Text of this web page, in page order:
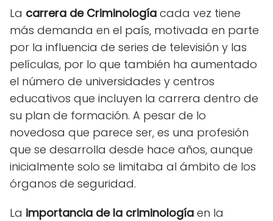
La carrera de Criminología cada vez tiene
más demanda en el país, motivada en parte
por la influencia de series de televisión y las
películas, por lo que también ha aumentado
el número de universidades y centros
educativos que incluyen la carrera dentro de
su plan de formación. A pesar de lo
novedosa que parece ser, es una profesión
que se desarrolla desde hace años, aunque
inicialmente solo se limitaba al ámbito de los
órganos de seguridad.
La importancia de la criminología en la